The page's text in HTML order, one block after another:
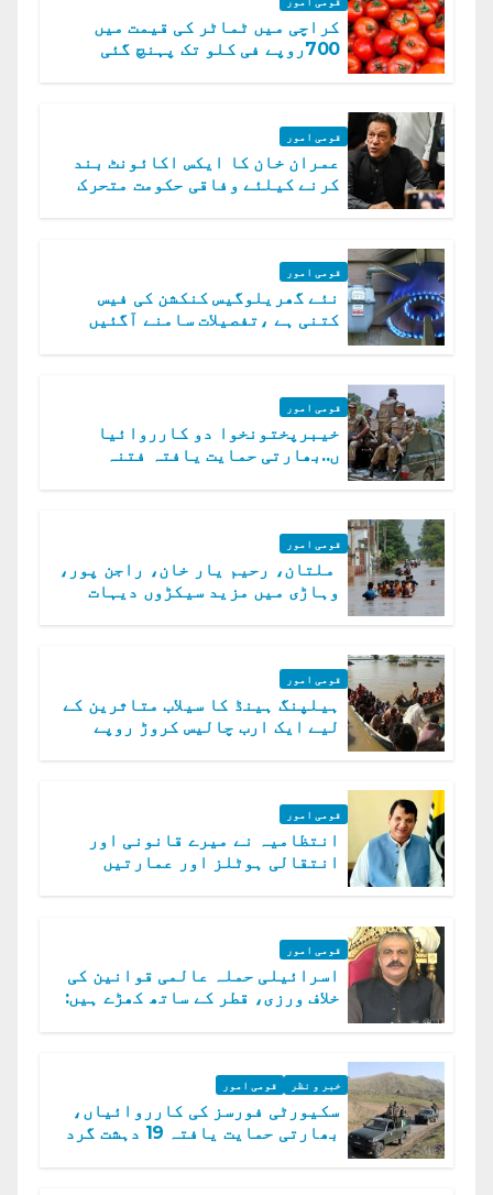
کراچی میں ٹماٹر کی قیمت میں
700روپے فی کلو تک پہنچ گئی
قومی امور
عمران خان کا ایکس اکائونٹ بند
کرنے کیلئے وفاقی حکومت متحرک
قومی امور
نئے گھریلوگیس کنکشن کی فیس
کتنی ہے ،تفصیلات سامنے آگئیں
قومی امور
خیبرپختونخوا دو کارروائیا
ں..بھارتی حمایت یافتہ فتنہ
قومی امور
ملتان، رحیم یار خان، راجن پور،
وہاڑی میں مزید سیکڑوں دیہات
قومی امور
ہیلپنگ ہینڈ کا سیلاب متاثرین کے
لیے ایک ارب چالیس کروڑ روپے
قومی امور
انتظامیہ نے میرے قانونی اور
انتقالی ہوٹلز اور عمارتیں
قومی امور
اسرائیلی حملہ عالمی قوانین کی
خلاف ورزی، قطر کے ساتھ کھڑے ہیں:
خبر و نظر قومی امور
سکیورٹی فورسز کی کارروائیاں،
بھارتی حمایت یافتہ 19 دہشت گرد